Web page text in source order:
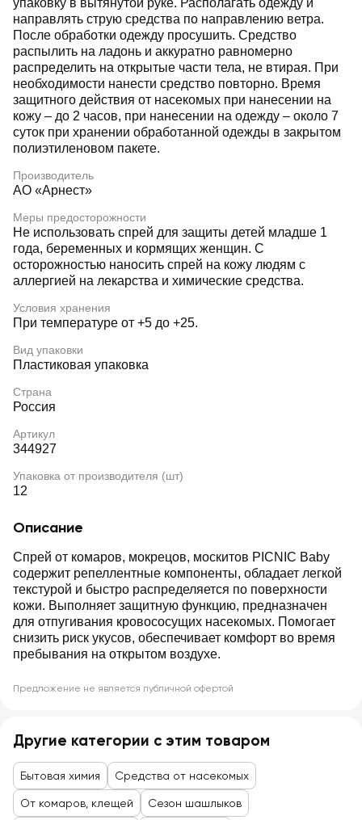
упаковку в вытянутой руке. Располагать одежду и
направлять струю средства по направлению ветра.
После обработки одежду просушить. Средство
распылить на ладонь и аккуратно равномерно
распределить на открытые части тела, не втирая. При
необходимости нанести средство повторно. Время
защитного действия от насекомых при нанесении на
кожу – до 2 часов, при нанесении на одежду – около 7
суток при хранении обработанной одежды в закрытом
полиэтиленовом пакете.
Производитель
АО «Арнест»
Меры предосторожности
Не использовать спрей для защиты детей младше 1
года, беременных и кормящих женщин. С
осторожностью наносить спрей на кожу людям с
аллергией на лекарства и химические средства.
Условия хранения
При температуре от +5 до +25.
Вид упаковки
Пластиковая упаковка
Страна
Россия
Артикул
344927
Упаковка от производителя (шт)
12
Описание
Спрей от комаров, мокрецов, москитов PICNIC Baby
содержит репеллентные компоненты, обладает легкой
текстурой и быстро распределяется по поверхности
кожи. Выполняет защитную функцию, предназначен
для отпугивания кровососущих насекомых. Помогает
снизить риск укусов, обеспечивает комфорт во время
пребывания на открытом воздухе.
Предложение не является публичной офертой
Другие категории с этим товаром
Бытовая химия Средства от насекомых
От комаров, клещей Сезон шашлыков